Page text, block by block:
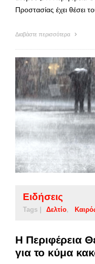
Προστασίας έχει θέσει
Διαβάστε περισσότερα
Ειδήσεις
Tags | Δελτίο
Η Περιφέρεια
για το κύμα